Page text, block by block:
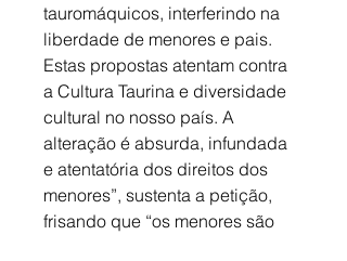
tauromáquicos, interferindo na
liberdade de menores e pais.
Estas propostas atentam contra
a Cultura Taurina e diversidade
cultural no nosso país. A
alteração é absurda, infundada
e atentatória dos direitos dos
menores”, sustenta a petição,
frisando que “os menores são